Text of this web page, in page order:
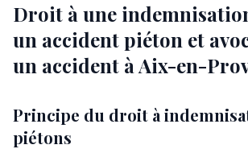
Droit à une
un accident piéton et
un accident à Aix-en-
Principe du droit à
piétons